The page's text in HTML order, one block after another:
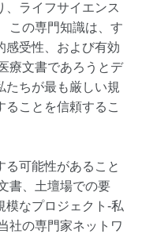
、ライフサイエンス
この専門知識は、す
感受性、および有効
療文書であろうとデ
たちが最も厳しい規
ことを信頼するこ
る可能性があること
書、土壇場での要
模なプロジェクト-私
社の専門家ネットワ